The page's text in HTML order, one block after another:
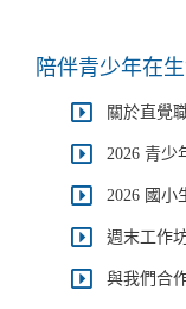
陪伴青少年在
關於直覺
2026 青少
2026 國小
週末工作
與我們合